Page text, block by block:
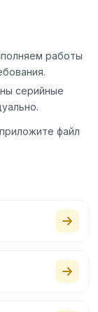
работы
серийные
файл